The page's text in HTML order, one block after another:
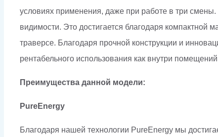
условиях применения, даже при работе в три
видимости. Это достигается благодаря
траверсе. Благодаря прочной конструкции и
рентабельного использования как внутри
Преимущества данной модели:
PureEnergy
Благодаря нашей технологии PureEnergy мы